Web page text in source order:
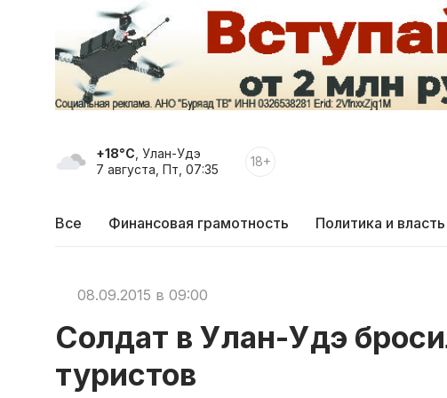
+18°C , Улан-Удэ
7 августа, Пт, 07:35
18+
Все Финансовая грамотность Политика и власть
08.09.2015 в 09:00
Солдат в Улан-Удэ
туристов